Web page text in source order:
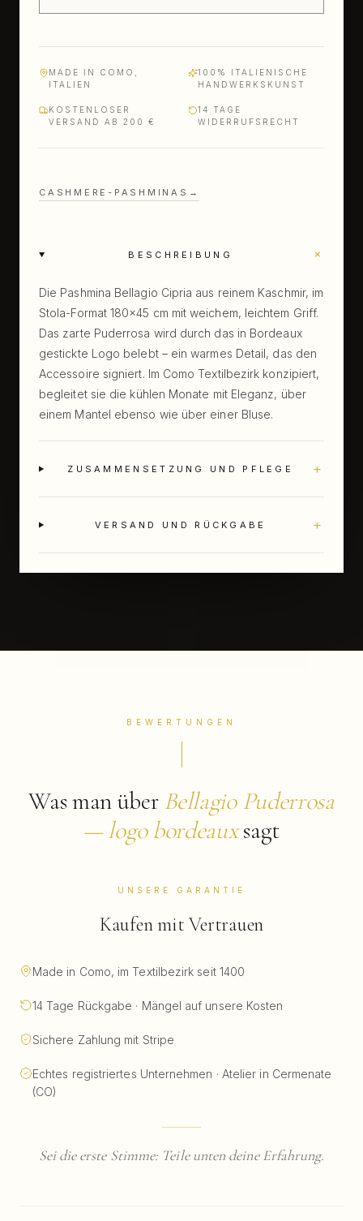
MADE IN COMO,
ITALIEN
100% ITALIENISCHE
HANDWERKSKUNST
KOSTENLOSER
VERSAND AB 200 €
14 TAGE
WIDERRUFSRECHT
CASHMERE-PASHMINAS →
BESCHREIBUNG +
Die Pashmina Bellagio Cipria aus reinem Kaschmir, im
Stola-Format 180×45 cm mit weichem, leichtem Griff.
Das zarte Puderrosa wird durch das in Bordeaux
gestickte Logo belebt – ein warmes Detail, das den
Accessoire signiert. Im Como Textilbezirk konzipiert,
begleitet sie die kühlen Monate mit Eleganz, über
einem Mantel ebenso wie über einer Bluse.
ZUSAMMENSETZUNG UND PFLEGE +
VERSAND UND RÜCKGABE +
BEWERTUNGEN
Was man überBellagio Puderrosa
— logo bordeauxsagt
UNSERE GARANTIE
Kaufen mit Vertrauen
Made in Como, im Textilbezirk seit 1400
14 Tage Rückgabe · Mängel auf unsere Kosten
Sichere Zahlung mit Stripe
Echtes registriertes Unternehmen · Atelier in Cermenate
(CO)
Sei die erste Stimme: Teile unten deine Erfahrung.